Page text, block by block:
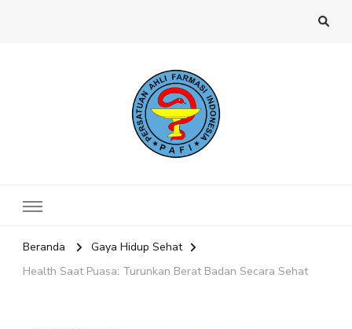
Beranda
Gaya Hidup Sehat
Health Saat Puasa: Turunkan Berat Badan Secara Sehat